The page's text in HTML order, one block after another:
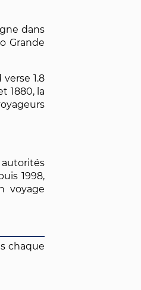
dans
Grande
1.8
1880, la
1998,
voyage
chaque